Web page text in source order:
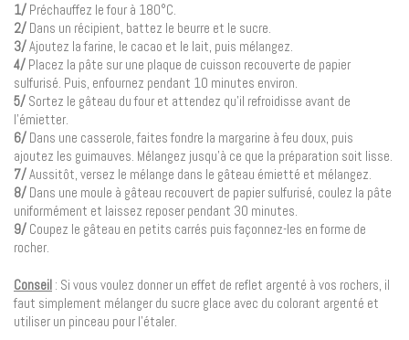
1/ Préchauffez le four à 180°C.
2/ Dans un récipient, battez le beurre et le sucre.
3/Ajoutez la farine, le cacao et le lait, puis mélangez.
4/ Placez la pâte sur une plaque de cuisson recouverte de papier
sulfurisé. Puis, enfournez pendant 10 minutes environ.
5/ Sortez le gâteau du four et attendez qu’il refroidisse avant de
l’émietter.
6/ Dans une casserole, faites fondre la margarine à feu doux, puis
ajoutez les guimauves. Mélangez jusqu’à ce que la préparation soit lisse.
7/Aussitôt, versez le mélange dans le gâteau émietté et mélangez.
8/ Dans une moule à gâteau recouvert de papier sulfurisé, coulez la pâte
uniformément et laissez reposer pendant 30 minutes.
9/ Coupez le gâteau en petits carrés puis façonnez-les en forme de
rocher.
Conseil : Si vous voulez donner un effet de reflet argenté à vos rochers, il
faut simplement mélanger du sucre glace avec du colorant argenté et
utiliser un pinceau pour l’étaler.